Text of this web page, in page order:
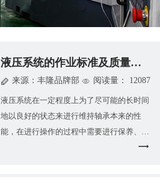
液压系统的作业标准及质量状况
来源：丰隆品牌部 阅读量： 12087
液压系统在一定程度上为了尽可能的长时间
地以良好的状态来进行维持轴承本来的性
能，在进行操作的过程中需要进行保养、检
修、以求防事故于未然。确保运转的可靠